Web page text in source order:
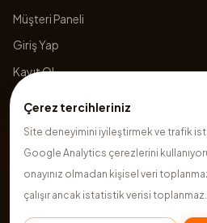
Çerez tercihleriniz
Site deneyimini iyileştirmek ve trafik
Google Analytics çerezlerini
onayınız olmadan kişisel veri
çalışır ancak istatistik verisi toplanmaz.
Müşteri Paneli
Giriş Yap
Kayıt Ol
2026 Hazırsite. Tüm hakları